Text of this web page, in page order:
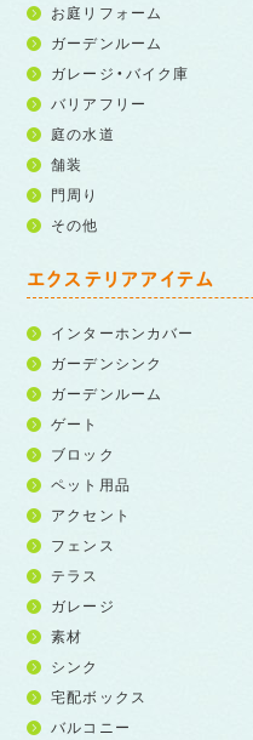
お庭リフォーム
ガーデンルーム
ガレージ・バイク庫
バリアフリー
庭の水道
舗装
門周り
その他
エクステリアアイテム
インターホンカバー
ガーデンシンク
ガーデンルーム
ゲート
ブロック
ペット用品
アクセント
フェンス
テラス
ガレージ
素材
シンク
宅配ボックス
バルコニー